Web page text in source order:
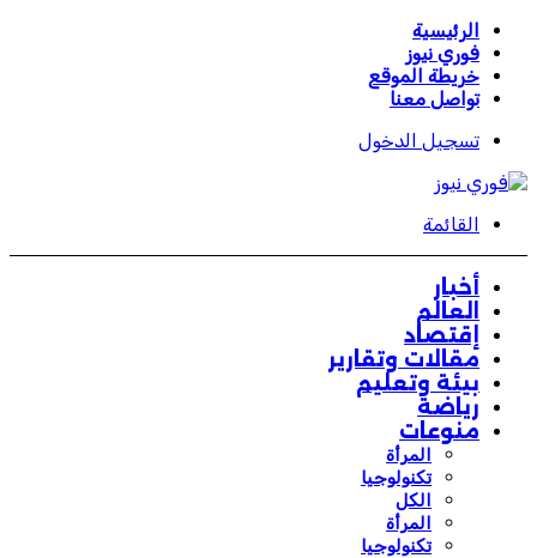
الرئيسية
فوري نيوز
خريطة الموقع
تواصل معنا
تسجيل الدخول
القائمة
أخبار
العالم
إقتصاد
مقالات وتقارير
بيئة وتعليم
رياضة
منوعات
المرأة
تكنولوجيا
الكل
المرأة
تكنولوجيا